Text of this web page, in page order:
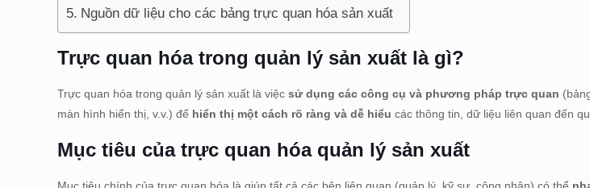
Nguồn dữ liệu cho các bảng trực quan hóa sản xuất
Trực quan hóa trong quản lý sản xuất là gì?
Trực quan hóa trong quản lý sản xuất là việcsử dụng các công cụ và phương pháp trực quan
màn hình hiển thị, v.v.) để hiển thị một cách rõ ràng và dễ hiểu các thông tin, dữ liệu liên quan đến
Mục tiêu của trực quan hóa quản lý sản xuất